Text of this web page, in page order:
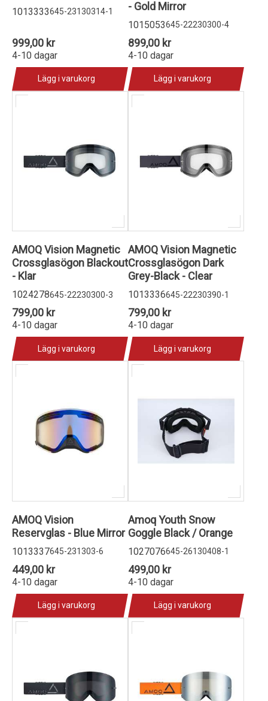
1013333645-23130314-1
999,00 kr
4-10 dagar
Lägg i varukorg
- Gold Mirror
1015053645-22230300-4
899,00 kr
4-10 dagar
Lägg i varukorg
AMOQ Vision Magnetic
Crossglasögon Blackout
- Klar
1024278645-22230300-3
799,00 kr
4-10 dagar
Lägg i varukorg
AMOQ Vision Magnetic
Crossglasögon Dark
Grey-Black - Clear
1013336645-22230390-1
799,00 kr
4-10 dagar
Lägg i varukorg
AMOQ Vision
Reservglas - Blue Mirror
1013337645-231303-6
449,00 kr
4-10 dagar
Lägg i varukorg
Amoq Youth Snow
Goggle Black / Orange
1027076645-26130408-1
499,00 kr
4-10 dagar
Lägg i varukorg